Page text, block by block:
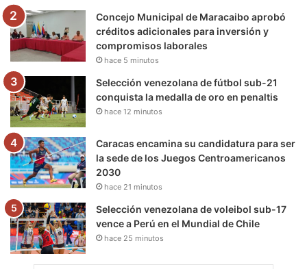
m
Concejo Municipal de Maracaibo aprobó
créditos adicionales para inversión y
compromisos laborales
hace 5 minutos
Selección venezolana de fútbol sub-21
conquista la medalla de oro en penaltis
hace 12 minutos
Caracas encamina su candidatura para ser
la sede de los Juegos Centroamericanos
2030
hace 21 minutos
Selección venezolana de voleibol sub-17
vence a Perú en el Mundial de Chile
hace 25 minutos